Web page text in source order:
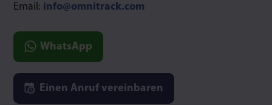
Email: info@omnitrack.com
WhatsApp
Einen Anruf vereinbaren